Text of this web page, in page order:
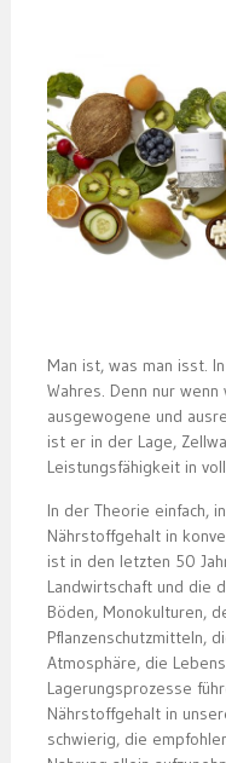
Man ist, was man isst.
Wahres. Denn nur
ausgewogene und
ist er in der Lage,
Leistungsfähigkeit in
In der Theorie einfach,
Nährstoffgehalt in
ist in den letzten 50
Landwirtschaft und die
Böden, Monokulturen,
Pflanzenschutzmitteln,
Atmosphäre, die
Lagerungsprozesse
Nährstoffgehalt in
schwierig, die